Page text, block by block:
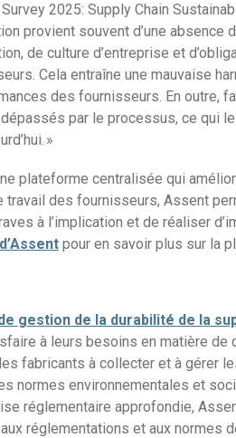
Survey 2025: Supply Chain
provient souvent d’une absence
de culture d’entreprise et
Cela entraîne une mauvaise
des fournisseurs. En outre,
par le processus, ce qui
»
plateforme centralisée qui
travail des fournisseurs, Assent
à l’implication et de réaliser
pour en savoir plus sur la
gestion de la durabilité de la
à leurs besoins en matière de
fabricants à collecter et à gérer
normes environnementales et
réglementaire approfondie,
réglementations et aux normes